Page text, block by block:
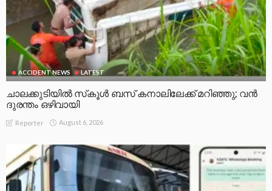
ACCIDENT NEWS LATEST
ചാലക്കുടിയിൽ സ്‌കൂൾ ബസ് കനാലിലേക്ക് മറിഞ്ഞു; വൻ
ദുരന്തം ഒഴിവായി
Reporter August 6, 2026